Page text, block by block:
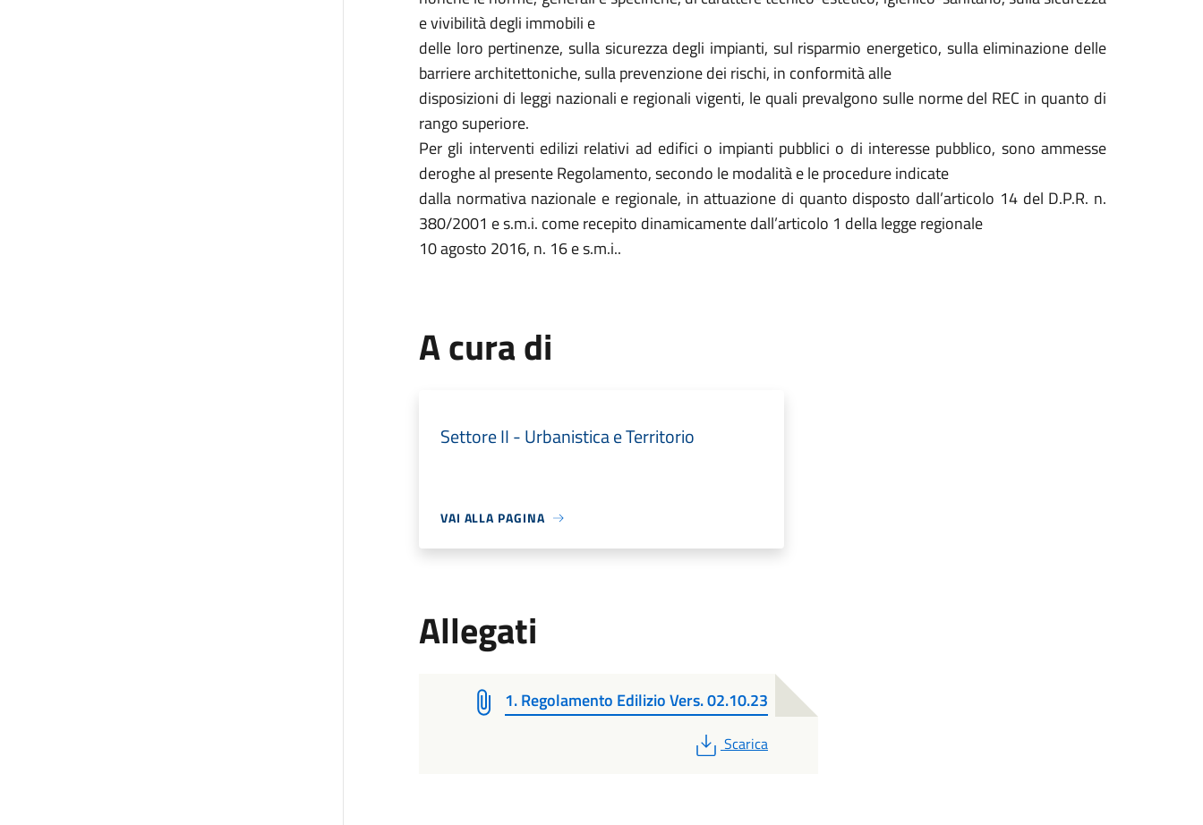
e vivibilità degli immobili e
delle loro pertinenze, sulla sicurezza degli impianti, sul risparmio energetico, sulla eliminazione delle
barriere architettoniche, sulla prevenzione dei rischi, in conformità alle
disposizioni di leggi nazionali e regionali vigenti, le quali prevalgono sulle norme del REC in quanto di
rango superiore.
Per gli interventi edilizi relativi ad edifici o impianti pubblici o di interesse pubblico, sono ammesse
deroghe al presente Regolamento, secondo le modalità e le procedure indicate
dalla normativa nazionale e regionale, in attuazione di quanto disposto dall’articolo 14 del D.P.R. n.
380/2001 e s.m.i. come recepito dinamicamente dall’articolo 1 della legge regionale
10 agosto 2016, n. 16 e s.m.i..
A cura di
Settore II - Urbanistica e Territorio
VAI ALLA PAGINA
Allegati
1. Regolamento Edilizio Vers. 02.10.23
PDF
Scarica